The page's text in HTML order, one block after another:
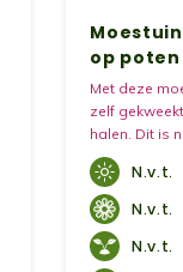
op poten
Met deze
zelf
halen. Dit is
maar ook
deze
fruitplanten
groeien.
N.v.t.
N.v.t.
N.v.t.